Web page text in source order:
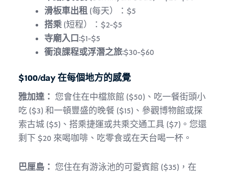
滑板車出租 (每天）：$5
搭乘 (短程）：$2-$5
寺廟入口:$1-$5
衝浪課程或浮潛之旅:$30-$60
$100/day 在每個地方的感覺
雅加達： 您會住在中檔旅館 ($50)、吃一餐街頭小
吃 ($3) 和一頓豐盛的晚餐 ($15)、參觀博物館或探
索古城 ($5)、搭乘捷運或共乘交通工具 ($7)。您還
剩下 $20 來喝咖啡、吃零食或在天台喝一杯。
巴厘島： 您住在有游泳池的可愛賓館 ($35)，在